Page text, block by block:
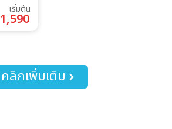
เริ่มต้น
1,590
คลิกเพิ่มเติม